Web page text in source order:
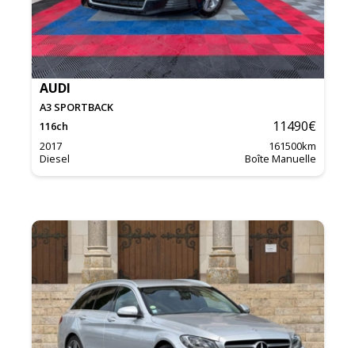
AUDI
A3 SPORTBACK
116ch 11490€
2017 161500km
Diesel
Boîte Manuelle